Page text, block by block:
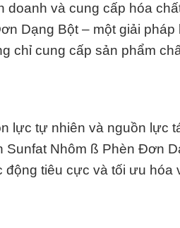
doanh và cung cấp hóa
Dạng Bột – một giải pháp
chỉ cung cấp sản phẩm
lực tự nhiên và nguồn lực
Sunfat Nhôm ß Phèn Đơn
động tiêu cực và tối ưu hóa